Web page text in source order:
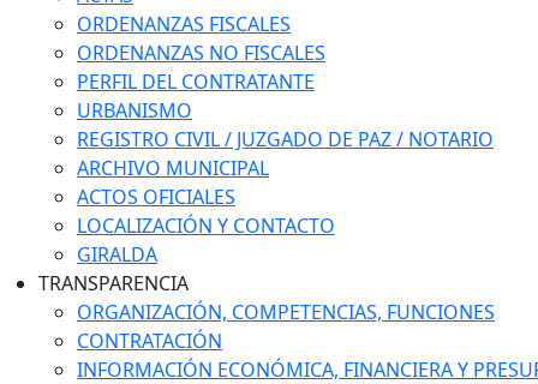
ORDENANZAS FISCALES
ORDENANZAS NO FISCALES
PERFIL DEL CONTRATANTE
URBANISMO
REGISTRO CIVIL / JUZGADO DE PAZ / NOTARIO
ARCHIVO MUNICIPAL
ACTOS OFICIALES
LOCALIZACIÓN Y CONTACTO
GIRALDA
TRANSPARENCIA
ORGANIZACIÓN, COMPETENCIAS, FUNCIONES
CONTRATACIÓN
INFORMACIÓN ECONÓMICA, FINANCIERA Y